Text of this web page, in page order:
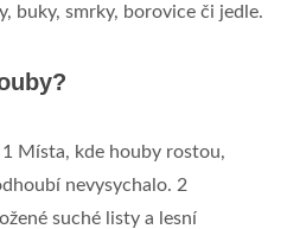
buky, smrky, borovice či jedle.
Místa, kde houby rostou,
nevysychalo. 2
suché listy a lesní